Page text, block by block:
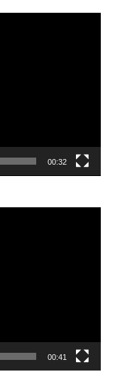
00:32
00:41